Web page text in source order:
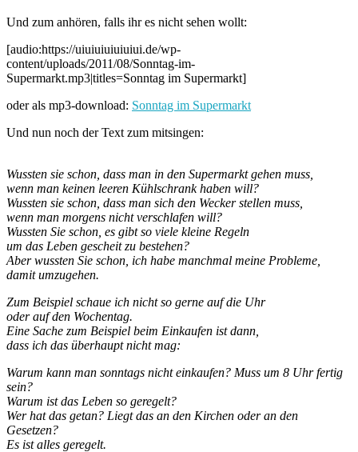
Und zum anhören, falls ihr es nicht sehen wollt:
[audio:https://uiuiuiuiuiuiui.de/wp-
content/uploads/2011/08/Sonntag-im-
Supermarkt.mp3|titles=Sonntag im Supermarkt]
oder als mp3-download: Sonntag im Supermarkt
Und nun noch der Text zum mitsingen:
Wussten sie schon, dass man in den Supermarkt gehen muss,
wenn man keinen leeren Kühlschrank haben will?
Wussten sie schon, dass man sich den Wecker stellen muss,
wenn man morgens nicht verschlafen will?
Wussten Sie schon, es gibt so viele kleine Regeln
um das Leben gescheit zu bestehen?
Aber wussten Sie schon, ich habe manchmal meine Probleme,
damit umzugehen.
Zum Beispiel schaue ich nicht so gerne auf die Uhr
oder auf den Wochentag.
Eine Sache zum Beispiel beim Einkaufen ist dann,
dass ich das überhaupt nicht mag:
Warum kann man sonntags nicht einkaufen? Muss um 8 Uhr fertig
sein?
Warum ist das Leben so geregelt?
Wer hat das getan? Liegt das an den Kirchen oder an den
Gesetzen?
Es ist alles geregelt.